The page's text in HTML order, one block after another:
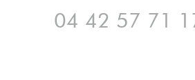
04 42 57 71